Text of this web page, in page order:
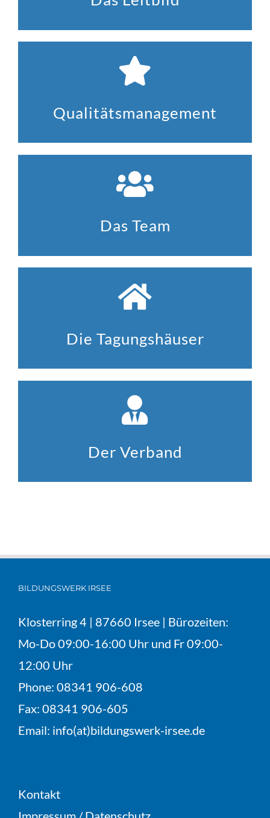
Qualitätsmanagement
Das Team
Die Tagungshäuser
Der Verband
BILDUNGSWERK IRSEE
Klosterring 4 | 87660 Irsee | Bürozeiten:
Mo-Do 09:00-16:00 Uhr und Fr 09:00-
12:00 Uhr
Phone: 08341 906-608
Fax: 08341 906-605
Email: info(at)bildungswerk-irsee.de
Kontakt